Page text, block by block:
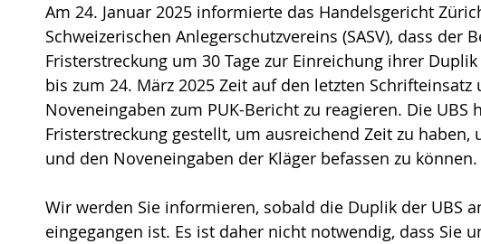
Am 24. Januar 2025 informierte das Handelsgericht
Schweizerischen Anlegerschutzvereins (SASV), dass der
Fristerstreckung um 30 Tage zur Einreichung ihrer
bis zum 24. März 2025 Zeit auf den letzten
Noveneingaben zum PUK-Bericht zu reagieren. Die UBS
Fristerstreckung gestellt, um ausreichend Zeit zu
und den Noveneingaben der Kläger befassen zu können.
Wir werden Sie informieren, sobald die Duplik der UBS
eingegangen ist. Es ist daher nicht notwendig, dass Sie